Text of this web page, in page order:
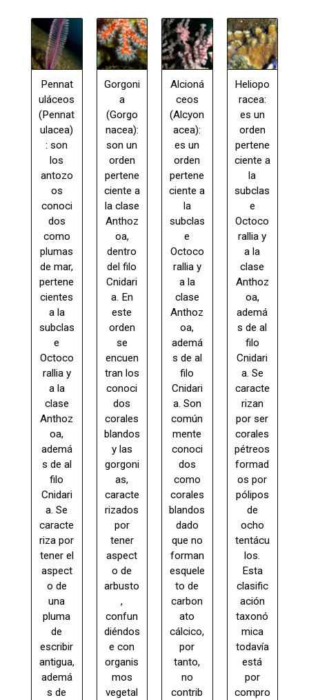
Pennat
uláceos
(Pennat
ulacea)
: son
los
antozo
os
conoci
dos
como
plumas
de mar,
pertene
cientes
a la
subclas
e
Octoco
rallia y
a la
clase
Anthoz
oa,
ademá
s de al
filo
Cnidari
a. Se
caracte
riza por
tener el
aspect
o de
una
pluma
de
escribir
antigua,
ademá
s de
Gorgoni
a
(Gorgo
nacea):
son un
orden
pertene
ciente a
la clase
Anthoz
oa,
dentro
del filo
Cnidari
a. En
este
orden
se
encuen
tran los
conoci
dos
corales
blandos
y las
gorgoni
as,
caracte
rizados
por
tener
aspect
o de
arbusto
,
confun
diéndos
e con
organis
mos
vegetal
Alcioná
ceos
(Alcyon
acea):
es un
orden
pertene
ciente a
la
subclas
e
Octoco
rallia y
a la
clase
Anthoz
oa,
ademá
s de al
filo
Cnidari
a. Son
común
mente
conoci
dos
como
corales
blandos
dado
que no
forman
esquele
to de
carbon
ato
cálcico,
por
tanto,
no
contrib
Heliopo
racea:
es un
orden
pertene
ciente a
la
subclas
e
Octoco
rallia y
a la
clase
Anthoz
oa,
ademá
s de al
filo
Cnidari
a. Se
caracte
rizan
por ser
corales
pétreos
formad
os por
pólipos
de
ocho
tentácu
los.
Esta
clasific
ación
taxonó
mica
todavía
está
por
compro